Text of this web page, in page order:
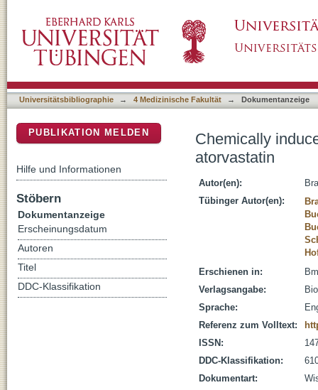
Universitätsbibliographie → 4 Medizinische Fakultät → Dokumentanzeige
Chemically
atorvastatin
Autor(en):
Tübinger Autor(en):
Erschienen in:
Verlagsangabe:
Sprache:
Referenz zum Volltext:
ISSN:
DDC-Klassifikation:
Dokumentart:
PUBLIKATION MELDEN
Hilfe und Informationen
Stöbern
Dokumentanzeige
Erscheinungsdatum
Autoren
Titel
DDC-Klassifikation